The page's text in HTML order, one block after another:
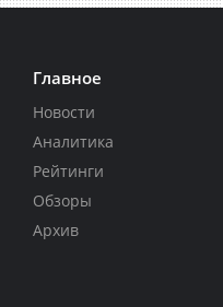
Главное
Новости
Аналитика
Рейтинги
Обзоры
Архив